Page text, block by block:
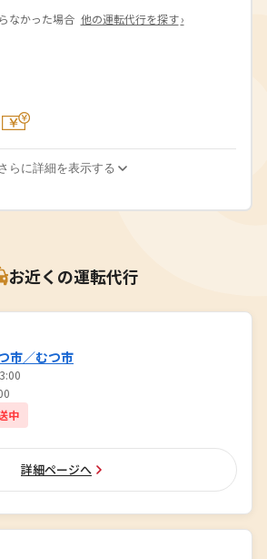
なかった場合 他の運転代行を探す ›
らに詳細を表示する
お近くの運転代行
市／むつ市
中
詳細ページへ